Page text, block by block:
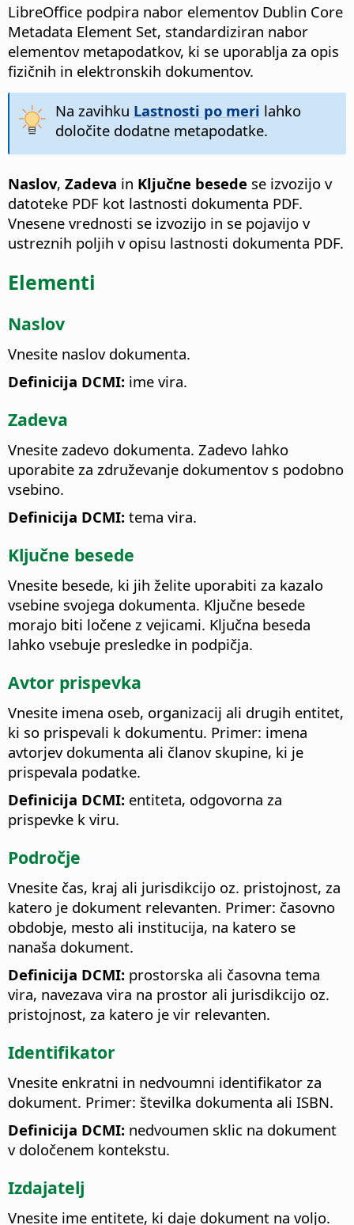
LibreOffice podpira nabor elementov Dublin Core
Metadata Element Set, standardiziran nabor
elementov metapodatkov, ki se uporablja za opis
fizičnih in elektronskih dokumentov.
Na zavihku Lastnosti po meri lahko
določite dodatne metapodatke.
Naslov, Zadeva in Ključne besede se izvozijo v
datoteke PDF kot lastnosti dokumenta PDF.
Vnesene vrednosti se izvozijo in se pojavijo v
ustreznih poljih v opisu lastnosti dokumenta PDF.
Elementi
Naslov
Vnesite naslov dokumenta.
Definicija DCMI: ime vira.
Zadeva
Vnesite zadevo dokumenta. Zadevo lahko
uporabite za združevanje dokumentov s podobno
vsebino.
Definicija DCMI: tema vira.
Ključne besede
Vnesite besede, ki jih želite uporabiti za kazalo
vsebine svojega dokumenta. Ključne besede
morajo biti ločene z vejicami. Ključna beseda
lahko vsebuje presledke in podpičja.
Avtor prispevka
Vnesite imena oseb, organizacij ali drugih entitet,
ki so prispevali k dokumentu. Primer: imena
avtorjev dokumenta ali članov skupine, ki je
prispevala podatke.
Definicija DCMI: entiteta, odgovorna za
prispevke k viru.
Področje
Vnesite čas, kraj ali jurisdikcijo oz. pristojnost, za
katero je dokument relevanten. Primer: časovno
obdobje, mesto ali institucija, na katero se
nanaša dokument.
Definicija DCMI: prostorska ali časovna tema
vira, navezava vira na prostor ali jurisdikcijo oz.
pristojnost, za katero je vir relevanten.
Identifikator
Vnesite enkratni in nedvoumni identifikator za
dokument. Primer: številka dokumenta ali ISBN.
Definicija DCMI: nedvoumen sklic na dokument
v določenem kontekstu.
Izdajatelj
Vnesite ime entitete, ki daje dokument na voljo.